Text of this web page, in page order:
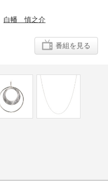
白幡 慎之介
番組を見る